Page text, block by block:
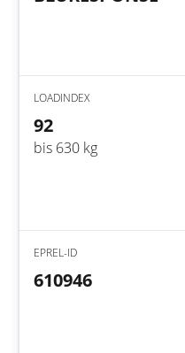
LOADINDEX
92
bis 630 kg
EPREL-ID
610946